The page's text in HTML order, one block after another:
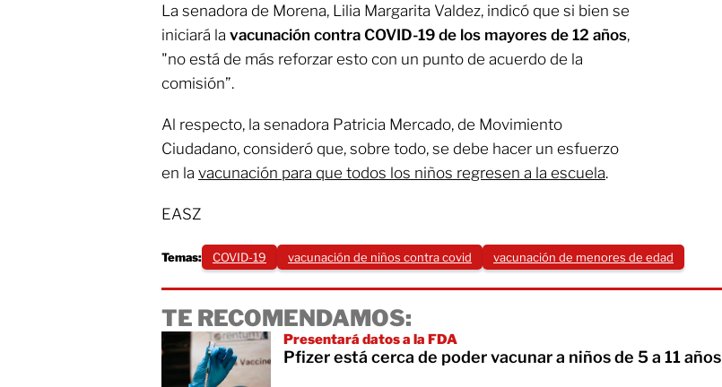
La senadora de Morena, Lilia Margarita Valdez, indicó que si bien se
iniciará la vacunación contra COVID-19 de los mayores de 12 años,
"no está de más reforzar esto con un punto de acuerdo de la
comisión”.
Al respecto, la senadora Patricia Mercado, de Movimiento
Ciudadano, consideró que, sobre todo, se debe hacer un esfuerzo
en la vacunación para que todos los niños regresen a la escuela.
EASZ
Temas: COVID-19 vacunación de niños contra covid vacunación de menores de edad
TE RECOMENDAMOS:
Presentará datos a la FDA
Pfizer está cerca de poder vacunar a niños de 5 a 11 años